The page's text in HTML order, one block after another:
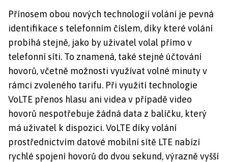
Přínosem obou nových technologií volání je pevná
identifikace s telefonním číslem, díky které volání
probíhá stejně, jako by uživatel volal přímo v
telefonní síti. To znamená, také stejné účtování
hovorů, včetně možnosti využívat volné minuty v
rámci zvoleného tarifu. Při využití technologie
VoLTE přenos hlasu ani videa v případě video
hovorů nespotřebuje žádná data z balíčku, který
má uživatel k dispozici. VoLTE díky volání
prostřednictvím datové mobilní sítě LTE nabízí
rychlé spojení hovorů do dvou sekund, výrazně vyšší